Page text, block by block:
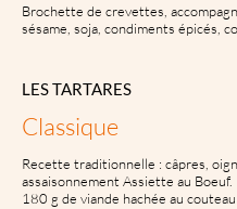
Brochette de crevettes,
sésame, soja, condiments épicés,
LES TARTARES
Classique
Recette traditionnelle : câpres,
assaisonnement Assiette au Boeuf.
180 g de viande hachée au